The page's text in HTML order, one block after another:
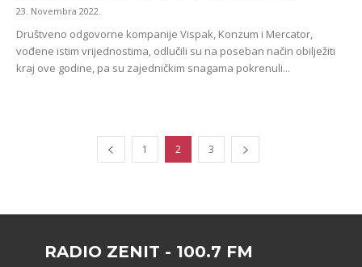
23. Novembra 2022.
Društveno odgovorne kompanije Vispak, Konzum i Mercator,
vođene istim vrijednostima, odlučili su na poseban način obilježiti
kraj ove godine, pa su zajedničkim snagama pokrenuli...
1 2 3
RADIO ZENIT - 100.7 FM